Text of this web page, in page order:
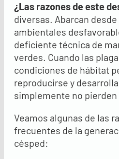
¿Las razones de este
diversas. Abarcan
ambientales
deficiente técnica de
verdes. Cuando las
condiciones de hábitat
reproducirse y
simplemente no
Veamos algunas de las
frecuentes de la
césped: